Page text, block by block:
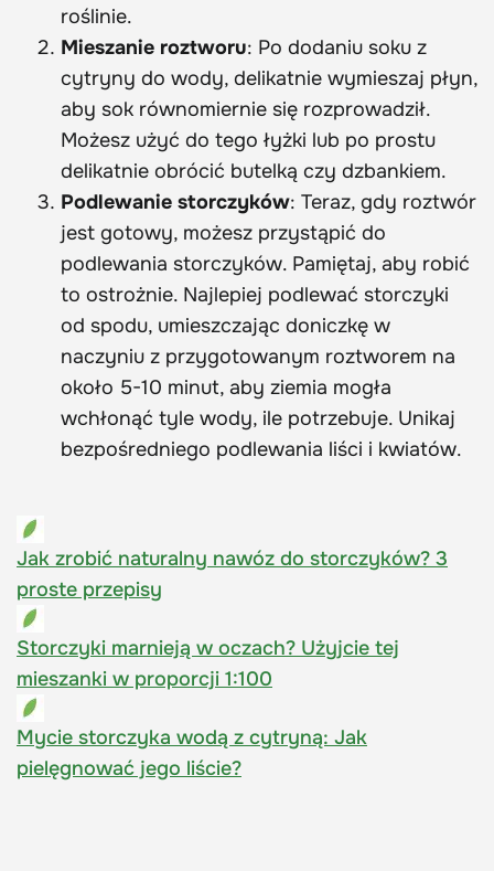
roślinie.
Mieszanie roztworu: Po dodaniu soku z
cytryny do wody, delikatnie wymieszaj płyn,
aby sok równomiernie się rozprowadził.
Możesz użyć do tego łyżki lub po prostu
delikatnie obrócić butelką czy dzbankiem.
Podlewanie storczyków: Teraz, gdy roztwór
jest gotowy, możesz przystąpić do
podlewania storczyków. Pamiętaj, aby robić
to ostrożnie. Najlepiej podlewać storczyki
od spodu, umieszczając doniczkę w
naczyniu z przygotowanym roztworem na
około 5-10 minut, aby ziemia mogła
wchłonąć tyle wody, ile potrzebuje. Unikaj
bezpośredniego podlewania liści i kwiatów.
Jak zrobić naturalny nawóz do storczyków? 3
proste przepisy
Storczyki marnieją w oczach? Użyjcie tej
mieszanki w proporcji 1:100
Mycie storczyka wodą z cytryną: Jak
pielęgnować jego liście?